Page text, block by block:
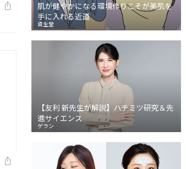
肌が健やかになる環境作りこそが美肌を
手に入れる近道
資生堂
【友利 新先生が解説】ハチミツ研究＆先
進サイエンス
ゲラン